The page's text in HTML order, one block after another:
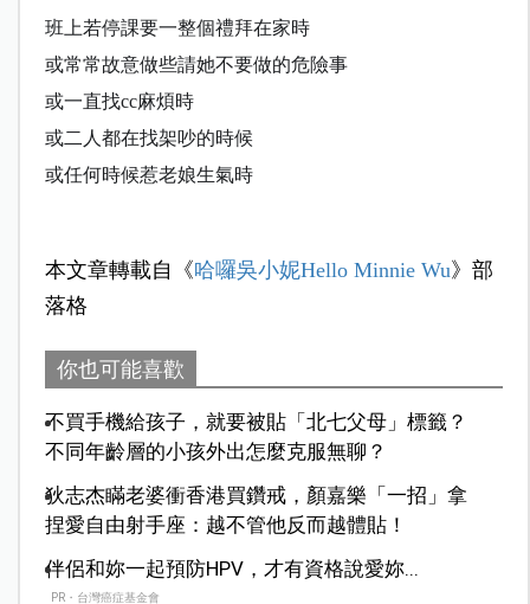
班上若停課要一整個禮拜在家時
或常常故意做些請她不要做的危險事
或一直找cc麻煩時
或二人都在找架吵的時候
或任何時候惹老娘生氣時
本文章轉載自《哈囉吳小妮Hello Minnie Wu》部
落格
你也可能喜歡
不買手機給孩子，就要被貼「北七父母」標籤？
不同年齡層的小孩外出怎麼克服無聊？
狄志杰瞞老婆衝香港買鑽戒，顏嘉樂「一招」拿
捏愛自由射手座：越不管他反而越體貼！
伴侶和妳一起預防HPV，才有資格說愛妳...
PR・台灣癌症基金會